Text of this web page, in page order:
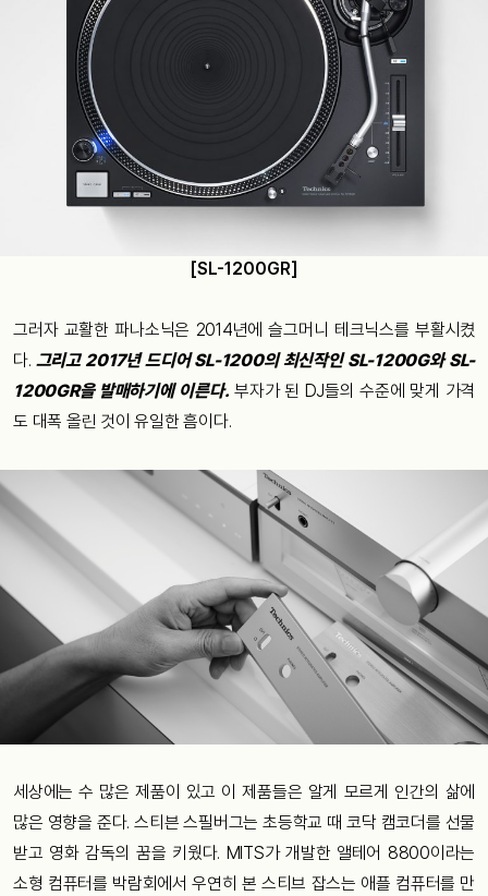
[SL-1200GR]
그러자 교활한 파나소닉은 2014년에 슬그머니 테크닉스를 부활시켰
다. 그리고2017년 드디어SL-1200의 최신작인SL-1200G와SL-
1200GR을 발매하기에 이른다. 부자가 된 DJ들의 수준에 맞게 가격
도 대폭 올린 것이 유일한흠이다.
세상에는 수 많은 제품이 있고 이 제품들은 알게 모르게 인간의 삶에
많은 영향을 준다.스티븐 스필버그는 초등학교 때 코닥 캠코더를 선물
받고 영화 감독의 꿈을 키웠다. MITS가 개발한 앨테어 8800이라는
소형 컴퓨터를 박람회에서 우연히 본 스티브 잡스는 애플 컴퓨터를 만